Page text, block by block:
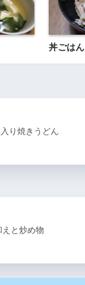
丼ごはん
り焼きうどん
と炒め物